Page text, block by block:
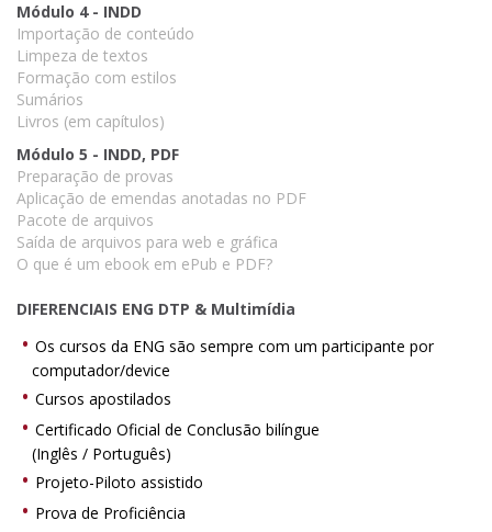
Módulo 4 - INDD
Importação de conteúdo
Limpeza de textos
Formação com estilos
Sumários
Livros (em capítulos)
Módulo 5 - INDD, PDF
Preparação de provas
Aplicação de emendas anotadas no PDF
Pacote de arquivos
Saída de arquivos para web e gráfica
O que é um ebook em ePub e PDF?
DIFERENCIAIS ENG DTP & Multimídia
Os cursos da ENG são sempre com um participante por
computador/device
Cursos apostilados
Certificado Oficial de Conclusão bilíngue
(Inglês / Português)
Projeto-Piloto assistido
Prova de Proficiência